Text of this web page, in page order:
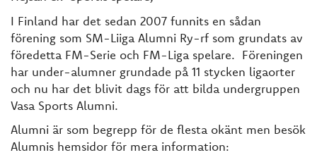
I Finland har det sedan 2007 funnits en sådan
förening som SM-Liiga Alumni Ry-rf som grundats av
föredetta FM-Serie och FM-Liga spelare. Föreningen
har under-alumner grundade på 11 stycken ligaorter
och nu har det blivit dags för att bilda undergruppen
Vasa Sports Alumni.
Alumni är som begrepp för de flesta okänt men besök
Alumnis hemsidor för mera information: